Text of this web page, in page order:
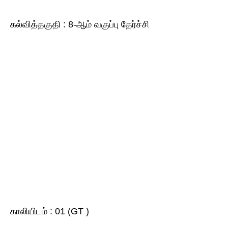
கல்வித்தகுதி : 8-ஆம் வகுப்பு தேர்ச்சி
காலியிடம் : 01 (GT )